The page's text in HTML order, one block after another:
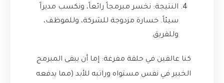
النتيجة: نخسر مبرمجاً رائعاً، ونكسب مديراً
سيئاً. خسارة مزدوجة للشركة، وللموظف،
وللفريق.
كنا عالقين في حلقة مفرغة: إما أن يبقى المبرمج
الخبير في نفس مستواه وراتبه للأبد (مما يدفعه